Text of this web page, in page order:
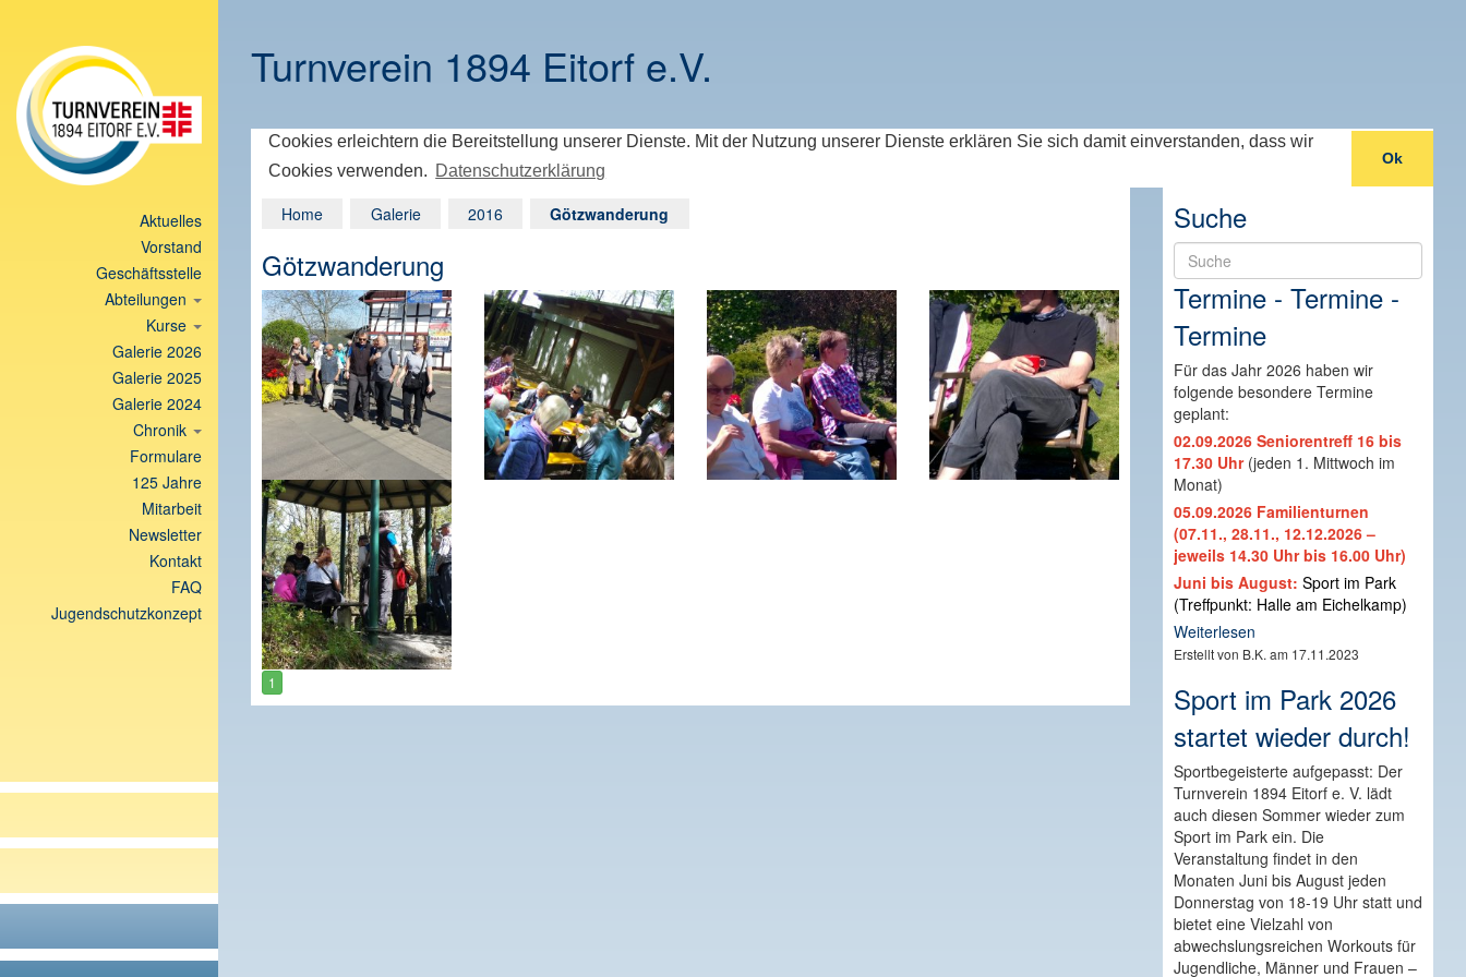
Aktuelles
Vorstand
Geschäftsstelle
Abteilungen
Kurse
Galerie 2026
Galerie 2025
Galerie 2024
Chronik
Formulare
125 Jahre
Mitarbeit
Newsletter
Kontakt
FAQ
Jugendschutzkonzept
Turnverein 1894 Eitorf e.V.
Cookies erleichtern die Bereitstellung unserer Dienste. Mit der Nutzung unserer Dienste erklären Sie sich damit einverstanden, dass wir
Cookies verwenden. Datenschutzerklärung
Ok
Home Galerie 2016 Götzwanderung
Götzwanderung
1
Suche
Termine - Termine -
Termine
Für das Jahr 2026 haben wir
folgende besondere Termine
geplant:
02.09.2026 Seniorentreff 16 bis
17.30 Uhr (jeden 1. Mittwoch im
Monat)
05.09.2026 Familienturnen
(07.11., 28.11., 12.12.2026 –
jeweils 14.30 Uhr bis 16.00 Uhr)
Juni bis August: Sport im Park
(Treffpunkt: Halle am Eichelkamp)
Weiterlesen
Erstellt von B.K. am 17.11.2023
Sport im Park 2026
startet wieder durch!
Sportbegeisterte aufgepasst: Der
Turnverein 1894 Eitorf e. V. lädt
auch diesen Sommer wieder zum
Sport im Park ein. Die
Veranstaltung findet in den
Monaten Juni bis August jeden
Donnerstag von 18-19 Uhr statt und
bietet eine Vielzahl von
abwechslungsreichen Workouts für
Jugendliche, Männer und Frauen –